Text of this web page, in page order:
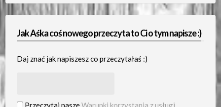
Jak Aśka coś nowego przeczyta to Ci o tym napisze :)
Daj znać jak napiszesz co przeczytałaś :)
Przeczytaj naszeWarunki korzystania z usługi